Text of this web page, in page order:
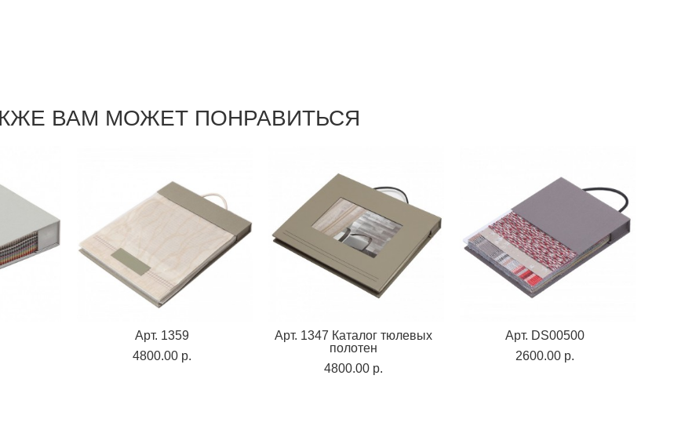
ВАМ МОЖЕТ ПОНРАВИТЬСЯ
Арт. 1359
4800.00 p.
Арт. 1347 Каталог тюлевых
полотен
4800.00 p.
Арт. DS00500
2600.00 p.